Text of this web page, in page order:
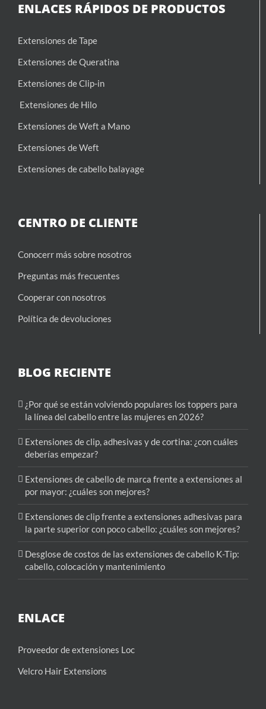
ENLACES RÁPIDOS DE PRODUCTOS
Extensiones de Tape
Extensiones de Queratina
Extensiones de Clip-in
Extensiones de Hilo
Extensiones de Weft a Mano
Extensiones de Weft
Extensiones de cabello balayage
CENTRO DE CLIENTE
Conocerr más sobre nosotros
Preguntas más frecuentes
Cooperar con nosotros
Política de devoluciones
BLOG RECIENTE
¿Por qué se están volviendo populares los toppers para
la línea del cabello entre las mujeres en 2026?
Extensiones de clip, adhesivas y de cortina: ¿con cuáles
deberías empezar?
Extensiones de cabello de marca frente a extensiones al
por mayor: ¿cuáles son mejores?
Extensiones de clip frente a extensiones adhesivas para
la parte superior con poco cabello: ¿cuáles son mejores?
Desglose de costos de las extensiones de cabello K-Tip:
cabello, colocación y mantenimiento
ENLACE
Proveedor de extensiones Loc
Velcro Hair Extensions